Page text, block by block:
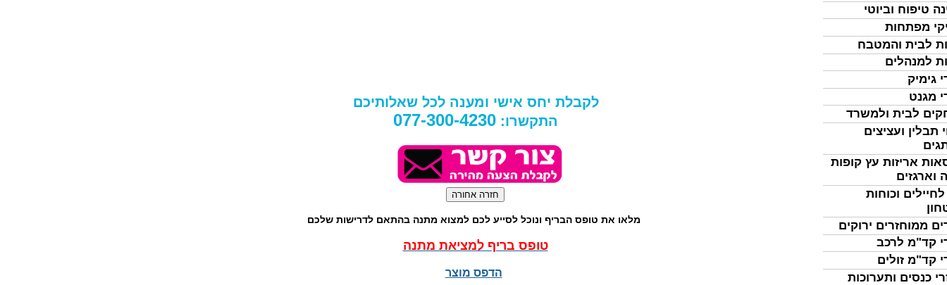
טיפוח וביוטי
מפתחות
לבית והמטבח
למנהלים
גימיק
מגנט
לבית ולמשרד
תבלין ועציצים
אריזות עץ קופות
וארגזים
לחיילים וכוחות
ממוחזרים ירוקים
קד"מ לרכב
קד"מ זולים
כנסים ותערוכות
לקבלת יחס אישי ומענה לכל שאלותיכם
התקשרו: 077-300-4230
מלאו את טופס הבריף ונוכל לסייע לכם למצוא מתנה בהתאם לדרישות שלכם
טופס בריף למציאת מתנה
הדפס מוצר